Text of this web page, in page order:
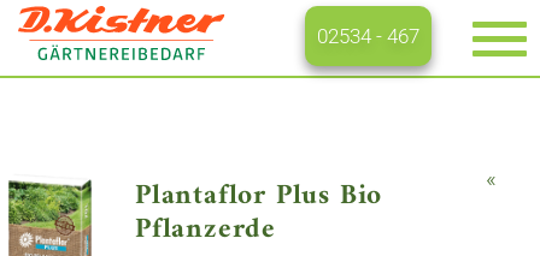
02534 - 467
Plantaflor Plus Bio
Pflanzerde
«